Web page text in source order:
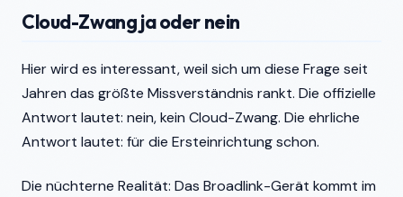
Cloud-Zwang ja oder nein
Hier wird es interessant, weil sich um diese Frage seit
Jahren das größte Missverständnis rankt. Die offizielle
Antwort lautet: nein, kein Cloud-Zwang. Die ehrliche
Antwort lautet: für die Ersteinrichtung schon.
Die nüchterne Realität: Das Broadlink-Gerät kommt im